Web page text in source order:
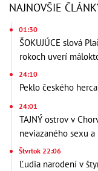
NAJNOVŠIE
01:30
ŠOKUJÚCE slová
rokoch uverí
24:10
Peklo českého
24:01
TAJNÝ ostrov v
neviazaného sexu
Štvrtok 22:06
Ľudia narodení v